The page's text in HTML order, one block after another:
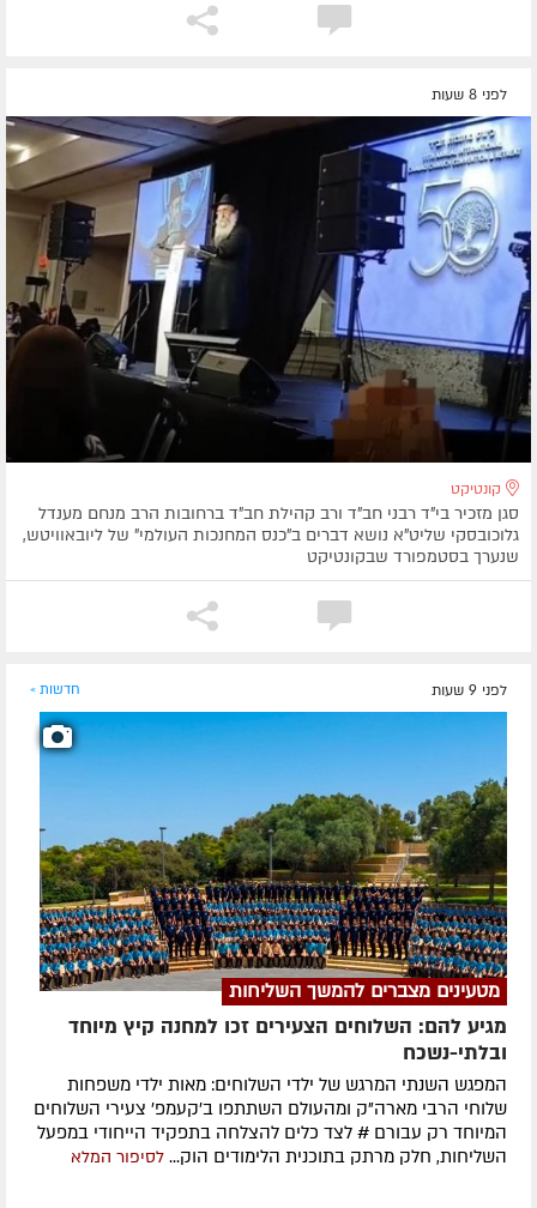
לפני 8 שעות
קונטיקט
סגן מזכיר בי"ד רבני חב"ד ורב קהילת חב"ד ברחובות הרב מנחם מענדל
גלוכובסקי שליט"א נושא דברים ב"כנס המחנכות העולמי" של ליובאוויטש,
שנערך בסטמפורד שבקונטיקט
לפני 9 שעות חדשות »
מטעינים מצברים להמשך השליחות
מגיע להם: השלוחים הצעירים זכו למחנה קיץ מיוחד
ובלתי-נשכח
המפגש השנתי המרגש של ילדי השלוחים: מאות ילדי משפחות
שלוחי הרבי מארה"ק ומהעולם השתתפו ב'קעמפ' צעירי השלוחים
המיוחד רק עבורם # לצד כלים להצלחה בתפקיד הייחודי במפעל
השליחות, חלק מרתק בתוכנית הלימודים הוק... לסיפור המלא